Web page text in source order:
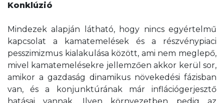
Konklúzió
Mindezek alapján látható, hogy nincs egyértelmű
kapcsolat a kamatemelések és a részvénypiaci
pesszimizmus kialakulása között, ami nem meglepő,
mivel kamatemelésekre jellemzően akkor kerül sor,
amikor a gazdaság dinamikus növekedési fázisban
van, és a konjunktúrának már inflációgerjesztő